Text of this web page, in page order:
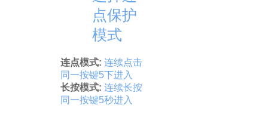
点保护
模式
连点模式: 连续点击
同一按键5下进入
长按模式: 连续长按
同一按键5秒进入